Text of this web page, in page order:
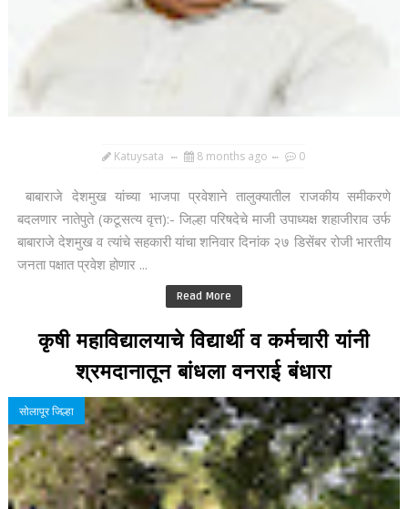
Katuysata 8 months ago 0
बाबाराजे देशमुख यांच्या भाजपा प्रवेशाने तालुक्यातील राजकीय समीकरणे
बदलणार नातेपुते (कटूसत्य वृत्त):- जिल्हा परिषदेचे माजी उपाध्यक्ष शहाजीराव उर्फ
बाबाराजे देशमुख व त्यांचे सहकारी यांचा शनिवार दिनांक २७ डिसेंबर रोजी भारतीय
जनता पक्षात प्रवेश होणार ...
Read More
कृषी महाविद्यालयाचे विद्यार्थी व कर्मचारी यांनी
श्रमदानातून बांधला वनराई बंधारा
सोलापूर जिल्हा